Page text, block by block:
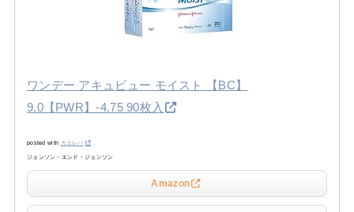
ワンデー アキュビュー モイスト 【BC】
9.0【PWR】-4.75 90枚入
posted with カエレバ
ジョンソン・エンド・ジョンソン
Amazon